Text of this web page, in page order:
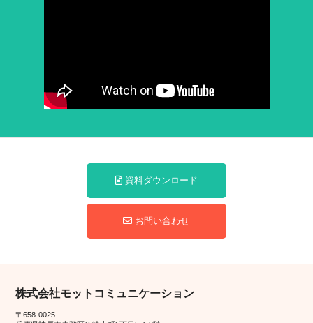
資料ダウンロード
お問い合わせ
株式会社モットコミュニケーション
〒658-0025